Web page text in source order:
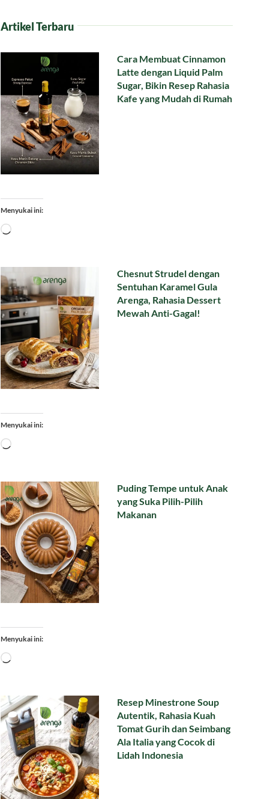
Artikel Terbaru
Cara Membuat Cinnamon
Latte dengan Liquid Palm
Sugar, Bikin Resep Rahasia
Kafe yang Mudah di Rumah
Menyukai ini:
Memuat...
Chesnut Strudel dengan
Sentuhan Karamel Gula
Arenga, Rahasia Dessert
Mewah Anti-Gagal!
Menyukai ini:
Memuat...
Puding Tempe untuk Anak
yang Suka Pilih-Pilih
Makanan
Menyukai ini:
Memuat...
Resep Minestrone Soup
Autentik, Rahasia Kuah
Tomat Gurih dan Seimbang
Ala Italia yang Cocok di
Lidah Indonesia